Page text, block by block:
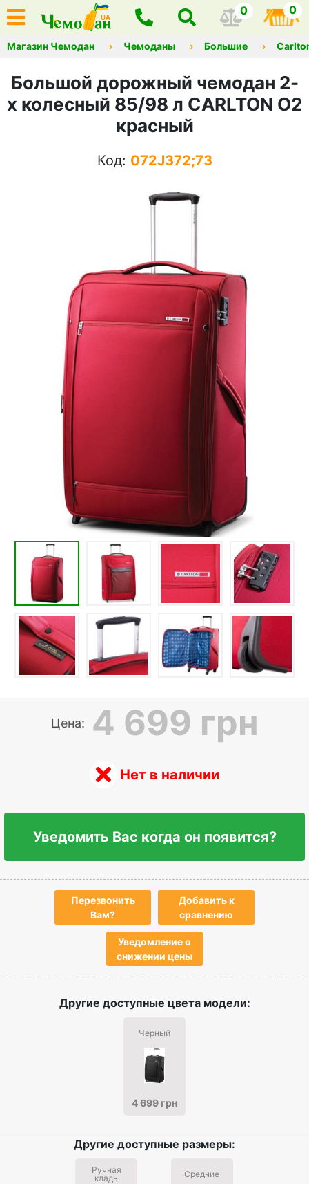
0 0
Магазин Чемодан Чемоданы Большие
Большой дорожный чемодан 2-
х колесный 85/98 л CARLTON O2
красный
Код: 072J372;73
Цена: 4 699 грн
Нет в наличии
Уведомить Вас когда он появится?
Перезвонить
Вам?
Добавить к
сравнению
Уведомление о
снижении цены
Другие доступные цвета модели:
Черный
4 699 грн
Другие доступные размеры:
Ручная
кладь
Средние